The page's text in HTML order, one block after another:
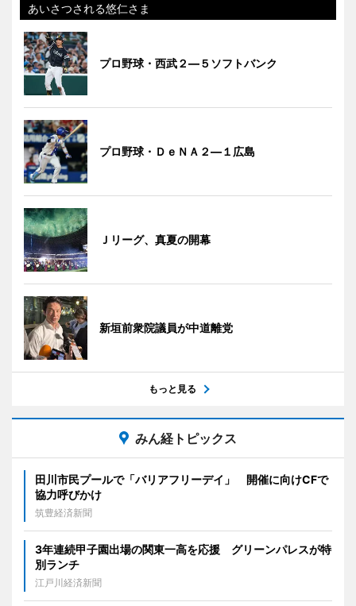
あいさつされる悠仁さま
プロ野球・西武２―５ソフトバンク
プロ野球・ＤｅＮＡ２―１広島
Ｊリーグ、真夏の開幕
新垣前衆院議員が中道離党
もっと見る
みん経トピックス
田川市民プールで「バリアフリーデイ」 開催に向けCFで
協力呼びかけ
筑豊経済新聞
3年連続甲子園出場の関東一高を応援 グリーンパレスが特
別ランチ
江戸川経済新聞